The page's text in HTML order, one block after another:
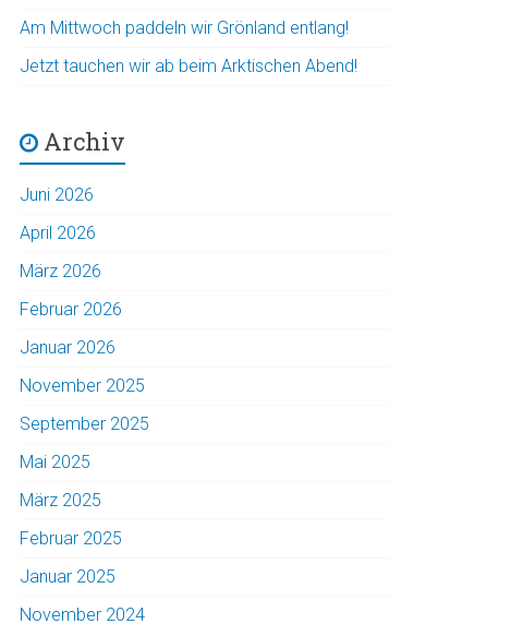
Am Mittwoch paddeln wir Grönland entlang!
Jetzt tauchen wir ab beim Arktischen Abend!
Archiv
Juni 2026
April 2026
März 2026
Februar 2026
Januar 2026
November 2025
September 2025
Mai 2025
März 2025
Februar 2025
Januar 2025
November 2024